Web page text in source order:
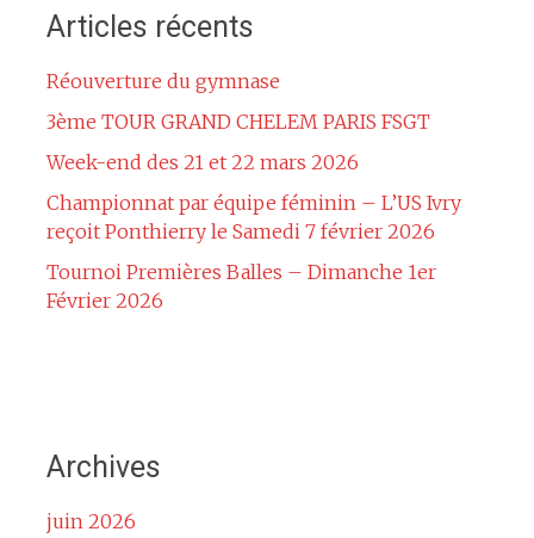
Articles récents
Réouverture du gymnase
3ème TOUR GRAND CHELEM PARIS FSGT
Week-end des 21 et 22 mars 2026
Championnat par équipe féminin – L’US Ivry
reçoit Ponthierry le Samedi 7 février 2026
Tournoi Premières Balles – Dimanche 1er
Février 2026
Archives
juin 2026